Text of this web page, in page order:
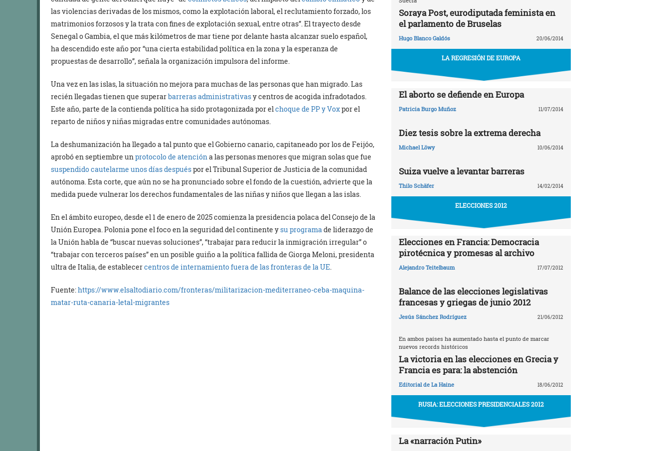
las violencias derivadas de los mismos, como la explotación laboral, el reclutamiento forzado, los
matrimonios forzosos y la trata con fines de explotación sexual, entre otras”. El trayecto desde
Senegal o Gambia, el que más kilómetros de mar tiene por delante hasta alcanzar suelo español,
ha descendido este año por “una cierta estabilidad política en la zona y la esperanza de
propuestas de desarrollo”, señala la organización impulsora del informe.
Una vez en las islas, la situación no mejora para muchas de las personas que han migrado. Las
recién llegadas tienen que superarbarreras administrativasy centros de acogida infradotados.
Este año, parte de la contienda política ha sido protagonizada por el choque de PP y Voxpor el
reparto de niños y niñas migradas entre comunidades autónomas.
La deshumanización ha llegado a tal punto que el Gobierno canario, capitaneado por los de Feijóo,
aprobó en septiembre un protocolo de atención a las personas menores que migran solas que fue
suspendido cautelarme unos días despuéspor el Tribunal Superior de Justicia de la comunidad
autónoma. Esta corte, que aún no se ha pronunciado sobre el fondo de la cuestión, advierte que la
medida puede vulnerar los derechos fundamentales de las niñas y niños que llegan a las islas.
En el ámbito europeo, desde el 1 de enero de 2025 comienza la presidencia polaca del Consejo de la
Unión Europea. Polonia pone el foco en la seguridad del continente ysu programa de liderazgo de
la Unión habla de “buscar nuevas soluciones”, “trabajar para reducir la inmigración irregular” o
“trabajar con terceros países” en un posible guiño a la política fallida de Giorga Meloni, presidenta
ultra de Italia, de establecercentros de internamiento fuera de las fronteras de la UE
Fuente:https://www.elsaltodiario.com/fronteras/militarizacion-mediterraneo-ceba-maquina-
matar-ruta-canaria-letal-migrantes
Soraya Post, eurodiputada feminista en
el parlamento de Bruselas
Hugo Blanco Galdós 20/06/2014
LA REGRESIÓN DE EUROPA
El aborto se defiende en Europa
Patricia Burgo Muñoz 11/07/2014
Diez tesis sobre la extrema derecha
Michael Löwy 10/06/2014
Suiza vuelve a levantar barreras
Thilo Schäfer 14/02/2014
ELECCIONES 2012
Elecciones en Francia: Democracia
pirotécnica y promesas al archivo
Alejandro Teitelbaum 17/07/2012
Balance de las elecciones legislativas
francesas y griegas de junio 2012
Jesús Sánchez Rodríguez 21/06/2012
En ambos países ha aumentado hasta el punto de marcar
nuevos records históricos
La victoria en las elecciones en Grecia y
Francia es para: la abstención
Editorial de La Haine 18/06/2012
RUSIA: ELECCIONES PRESIDENCIALES 2012
La «narración Putin»